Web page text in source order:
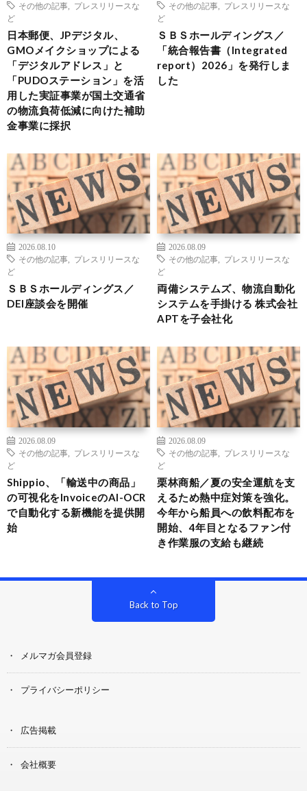
その他の記事
プレスリリースな
ど
日本郵便、JPデジタル、
GMOメイクショップによる
「デジタルアドレス」と
「PUDOステーション」を活
用した実証事業が国土交通省
の物流負荷低減に向けた補助
金事業に採択
その他の記事
プレスリリースな
ど
ＳＢＳホールディングス／
「統合報告書（Integrated
report）2026」を発行しま
した
2026.08.10
その他の記事
プレスリリースな
ど
ＳＢＳホールディングス／
DEI座談会を開催
2026.08.09
その他の記事
プレスリリースな
ど
両備システムズ、物流自動化
システムを手掛ける 株式会社
APTを子会社化
2026.08.09
その他の記事
プレスリリースな
ど
Shippio、「輸送中の商品」
の可視化をInvoiceのAI-OCR
で自動化する新機能を提供開
始
2026.08.09
その他の記事
プレスリリースな
ど
栗林商船／夏の安全運航を支
えるため熱中症対策を強化。
今年から船員への飲料配布を
開始、4年目となるファン付
き作業服の支給も継続
Back to Top
メルマガ会員登録
プライバシーポリシー
広告掲載
会社概要